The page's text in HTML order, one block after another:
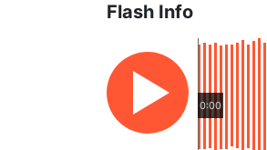
Flash Info
0:00